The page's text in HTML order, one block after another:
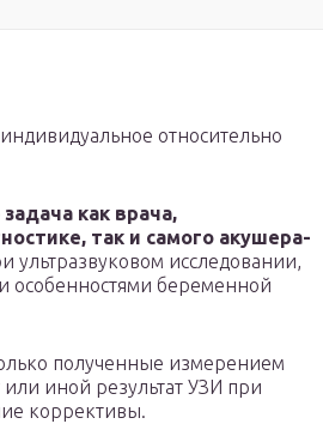
относительно
как врача,
так и самого акушера-
исследовании,
особенностями беременной
полученные измерением
иной результат УЗИ при
коррективы.